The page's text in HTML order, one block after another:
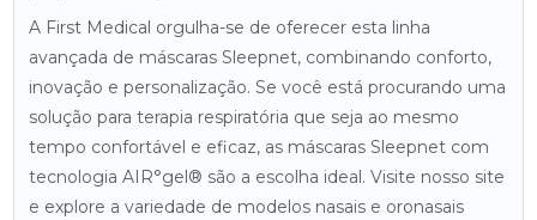
A First Medical orgulha-se de oferecer esta linha
avançada de máscaras Sleepnet, combinando conforto,
inovação e personalização. Se você está procurando uma
solução para terapia respiratória que seja ao mesmo
tempo confortável e eficaz, as máscaras Sleepnet com
tecnologia AIR°gel® são a escolha ideal. Visite nosso site
e explore a variedade de modelos nasais e oronasais